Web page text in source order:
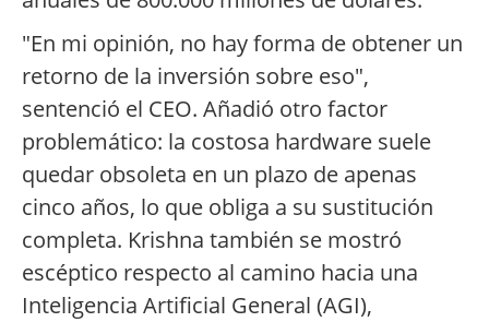
"En mi opinión, no hay forma de obtener un
retorno de la inversión sobre eso",
sentenció el CEO. Añadió otro factor
problemático: la costosa hardware suele
quedar obsoleta en un plazo de apenas
cinco años, lo que obliga a su sustitución
completa. Krishna también se mostró
escéptico respecto al camino hacia una
Inteligencia Artificial General (AGI),